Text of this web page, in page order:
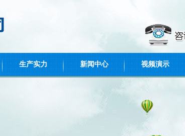
生产实力 新闻中心 视频演示